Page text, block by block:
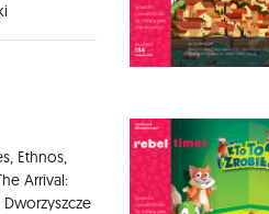
Ethnos,
Arrival: